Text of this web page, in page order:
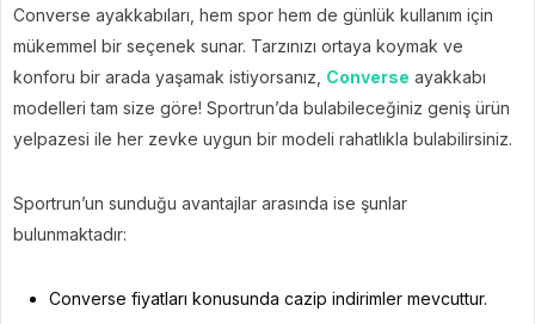
Converse ayakkabıları, hem spor hem de günlük kullanım için
mükemmel bir seçenek sunar. Tarzınızı ortaya koymak ve
konforu bir arada yaşamak istiyorsanız, Converse ayakkabı
modelleri tam size göre! Sportrun’da bulabileceğiniz geniş ürün
yelpazesi ile her zevke uygun bir modeli rahatlıkla bulabilirsiniz.
Sportrun’un sunduğu avantajlar arasında ise şunlar
bulunmaktadır:
Converse fiyatları konusunda cazip indirimler mevcuttur.